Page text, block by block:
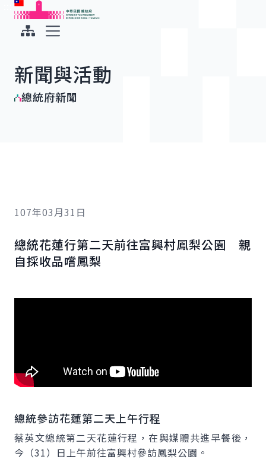
跳到主要內容
中華民國總統府
新聞與活動
總統府新聞
107年03月31日
總統花蓮行第二天前往富興村鳳梨公園 親
自採收品嚐鳳梨
總統參訪花蓮第二天上午行程
蔡英文總統第二天花蓮行程，在與媒體共進早餐後，
今（31）日上午前往富興村參訪鳳梨公園。